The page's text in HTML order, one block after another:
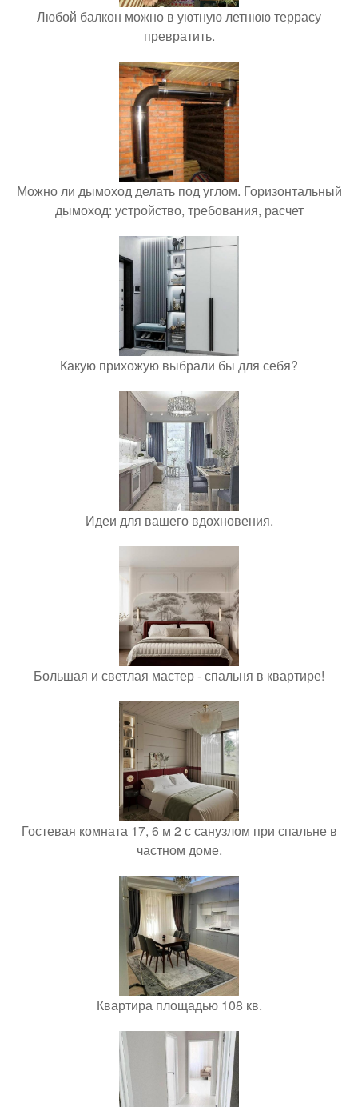
Любой балкон можно в уютную летнюю террасу
превратить.
Можно ли дымоход делать под углом. Горизонтальный
дымоход: устройство, требования, расчет
Какую прихожую выбрали бы для себя?
Идеи для вашего вдохновения.
Большая и светлая мастер - спальня в квартире!
Гостевая комната 17, 6 м 2 с санузлом при спальне в
частном доме.
Квартира площадью 108 кв.